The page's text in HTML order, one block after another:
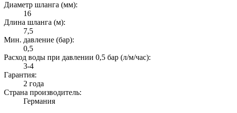
Диаметр шланга (мм):
16
Длина шланга (м):
7,5
Мин. давление (бар):
0,5
Расход воды при давлении 0,5 бар (л/м/час):
3-4
Гарантия:
2 года
Страна производитель:
Германия